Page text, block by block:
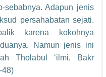
sebabnya. Adapun jenis
persahabatan sejati.
karena kokohnya
Namun jenis ini
Tholabul ‘ilmi, Bakr
48)